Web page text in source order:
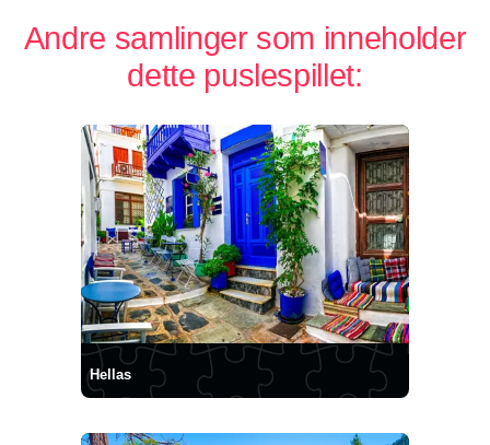
Andre samlinger som inneholder
dette puslespillet:
Hellas